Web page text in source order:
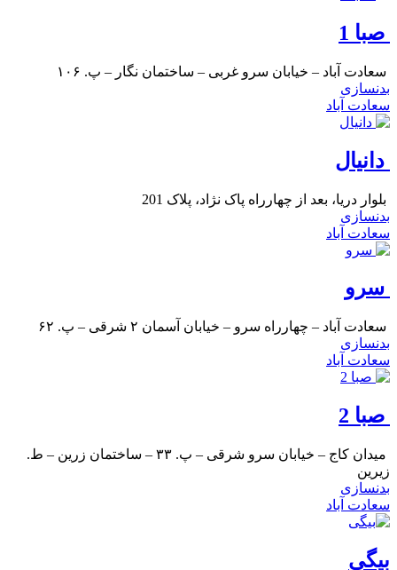
صبا 1
سعادت آباد – خیابان سرو غربی – ساختمان نگار – پ. ۱۰۶
بدنسازی
سعادت آباد
دانیال
بلوار دریا، بعد از چهارراه پاک نژاد، پلاک 201
بدنسازی
سعادت آباد
سرو
سعادت آباد – چهارراه سرو – خیابان آسمان ۲ شرقی – پ. ۶۲
بدنسازی
سعادت آباد
صبا 2
میدان کاج – خیابان سرو شرقی – پ. ۳۳ – ساختمان زرین – ط.
زیرین
بدنسازی
سعادت آباد
بیگی